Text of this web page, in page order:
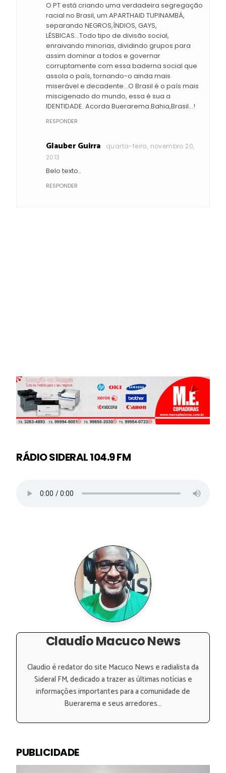
O PT está criando uma verdadeira segregação
racial no Brasil, um APARTHAID TUPINAMBÁ,
separando NEGROS,ÍNDIOS, GAYS,
LÉSBICAS...Todo tipo de divisão social,
enraivando minorias, dividindo grupos para
assim dominar a todos e governar
corruptamente com essa baderna social que
assola o país, tornando-o ainda mais
miserável e decadente...O Brasil é o país mais
miscigenado do mundo, essa é sua a
IDENTIDADE. Acorda Buerarema.Bahia,Brasil...!
RESPONDER
Glauber Guirra
quarta-feira, novembro 20,
2013
Belo texto..
RESPONDER
RÁDIO SIDERAL 104.9 FM
Claudio Macuco News
Claudio é redator do site Macuco News e radialista da
Sideral FM, dedicado a trazer as últimas notícias e
informações importantes para a comunidade de
Buerarema e seus arredores...
PUBLICIDADE